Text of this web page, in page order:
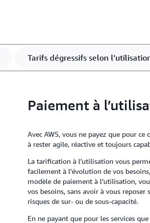
Tarifs dégressifs selon
Paiement à
Avec AWS, vous ne payez que pour
à rester agile, réactive et toujours
La tarification à l’utilisation vous
facilement à l’évolution de vos
modèle de paiement à l’utilisation,
vos besoins, sans avoir à vous
risques de sur- ou de sous-capacité.
En ne payant que pour les services